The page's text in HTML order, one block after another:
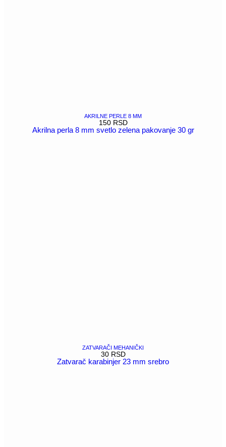
AKRILNE PERLE 8 MM
150 RSD
Akrilna perla 8 mm svetlo zelena pakovanje 30 gr
ZATVARAČI MEHANIČKI
30 RSD
Zatvarač karabinjer 23 mm srebro